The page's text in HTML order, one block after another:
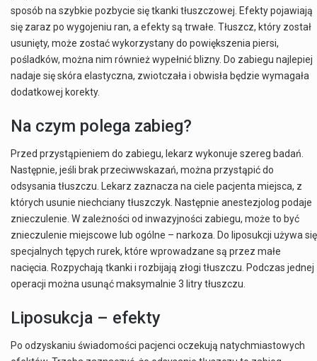
sposób na szybkie pozbycie się tkanki tłuszczowej. Efekty pojawiają
się zaraz po wygojeniu ran, a efekty są trwałe. Tłuszcz, który został
usunięty, może zostać wykorzystany do powiększenia piersi,
pośladków, można nim również wypełnić blizny. Do zabiegu najlepiej
nadaje się skóra elastyczna, zwiotczała i obwisła będzie wymagała
dodatkowej korekty.
Na czym polega zabieg?
Przed przystąpieniem do zabiegu, lekarz wykonuje szereg badań.
Następnie, jeśli brak przeciwwskazań, można przystąpić do
odsysania tłuszczu. Lekarz zaznacza na ciele pacjenta miejsca, z
których usunie niechciany tłuszczyk. Następnie anestezjolog podaje
znieczulenie. W zależności od inwazyjności zabiegu, może to być
znieczulenie miejscowe lub ogólne – narkoza. Do liposukcji używa się
specjalnych tępych rurek, które wprowadzane są przez małe
nacięcia. Rozpychają tkanki i rozbijają złogi tłuszczu. Podczas jednej
operacji można usunąć maksymalnie 3 litry tłuszczu.
Liposukcja – efekty
Po odzyskaniu świadomości pacjenci oczekują natychmiastowych